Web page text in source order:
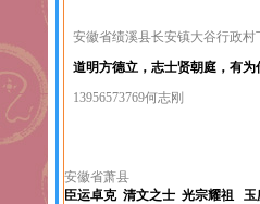
安徽省绩溪县长安镇大谷行政村
道明方德立，志士贤朝庭，有
13956573769何志刚
安徽省萧县
臣运卓克 清文之士 光宗耀祖